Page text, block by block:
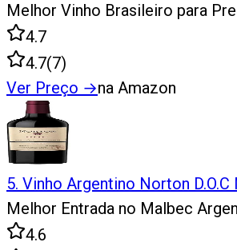
Melhor Vinho Brasileiro para
4.7
4.7(7)
Ver Preço →na Amazon
5. Vinho Argentino Norton
Melhor Entrada no Malbec
4.6